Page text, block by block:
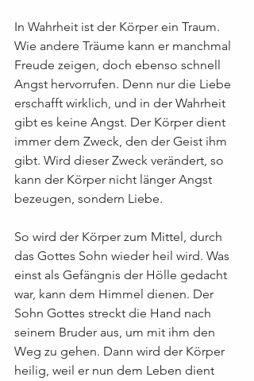
In Wahrheit ist der Körper ein Traum.
Wie andere Träume kann er manchmal
Freude zeigen, doch ebenso schnell
Angst hervorrufen. Denn nur die Liebe
erschafft wirklich, und in der Wahrheit
gibt es keine Angst. Der Körper dient
immer dem Zweck, den der Geist ihm
gibt. Wird dieser Zweck verändert, so
kann der Körper nicht länger Angst
bezeugen, sondern Liebe.
So wird der Körper zum Mittel, durch
das Gottes Sohn wieder heil wird. Was
einst als Gefängnis der Hölle gedacht
war, kann dem Himmel dienen. Der
Sohn Gottes streckt die Hand nach
seinem Bruder aus, um mit ihm den
Weg zu gehen. Dann wird der Körper
heilig, weil er nun dem Leben dient